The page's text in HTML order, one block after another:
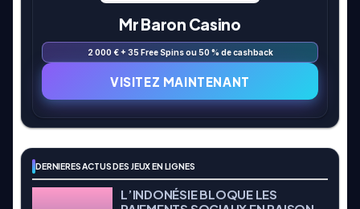
Mr Baron Casino
2 000 € + 35 Free Spins ou 50 % de cashback
VISITEZ MAINTENANT
DERNIERES ACTUS DES JEUX EN LIGNES
L’INDONÉSIE BLOQUE LES